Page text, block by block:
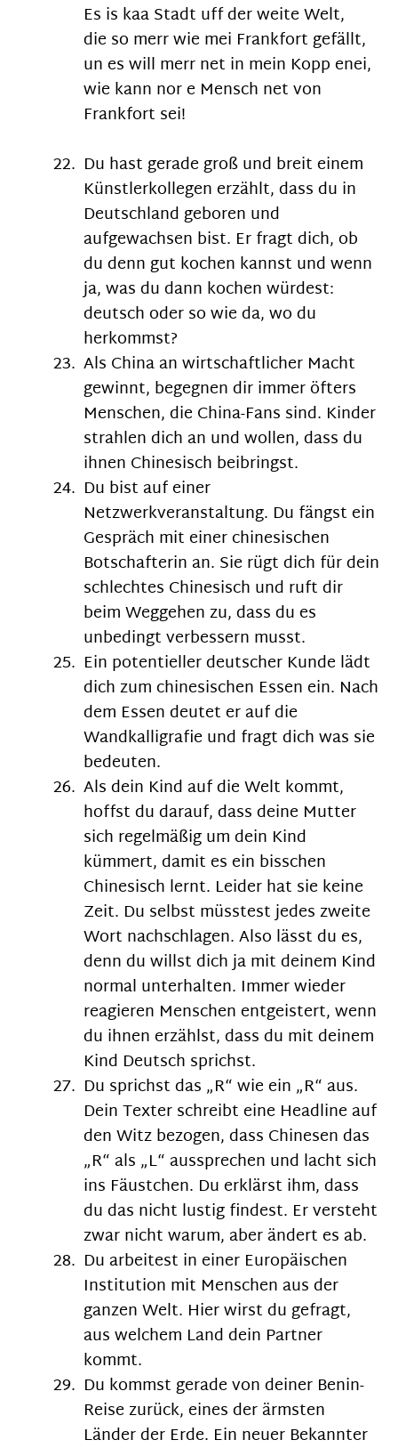
Es is kaa Stadt uff der weite Welt,
die so merr wie mei Frankfort gefällt,
un es will merr net in mein Kopp enei,
wie kann nor e Mensch net von
Frankfort sei!
Du hast gerade groß und breit einem
Künstlerkollegen erzählt, dass du in
Deutschland geboren und
aufgewachsen bist. Er fragt dich, ob
du denn gut kochen kannst und wenn
ja, was du dann kochen würdest:
deutsch oder so wie da, wo du
herkommst?
Als China an wirtschaftlicher Macht
gewinnt, begegnen dir immer öfters
Menschen, die China-Fans sind. Kinder
strahlen dich an und wollen, dass du
ihnen Chinesisch beibringst.
Du bist auf einer
Netzwerkveranstaltung. Du fängst ein
Gespräch mit einer chinesischen
Botschafterin an. Sie rügt dich für dein
schlechtes Chinesisch und ruft dir
beim Weggehen zu, dass du es
unbedingt verbessern musst.
Ein potentieller deutscher Kunde lädt
dich zum chinesischen Essen ein. Nach
dem Essen deutet er auf die
Wandkalligrafie und fragt dich was sie
bedeuten.
Als dein Kind auf die Welt kommt,
hoffst du darauf, dass deine Mutter
sich regelmäßig um dein Kind
kümmert, damit es ein bisschen
Chinesisch lernt. Leider hat sie keine
Zeit. Du selbst müsstest jedes zweite
Wort nachschlagen. Also lässt du es,
denn du willst dich ja mit deinem Kind
normal unterhalten. Immer wieder
reagieren Menschen entgeistert, wenn
du ihnen erzählst, dass du mit deinem
Kind Deutsch sprichst.
Du sprichst das „R“ wie ein „R“ aus.
Dein Texter schreibt eine Headline auf
den Witz bezogen, dass Chinesen das
„R“ als „L“ aussprechen und lacht sich
ins Fäustchen. Du erklärst ihm, dass
du das nicht lustig findest. Er versteht
zwar nicht warum, aber ändert es ab.
Du arbeitest in einer Europäischen
Institution mit Menschen aus der
ganzen Welt. Hier wirst du gefragt,
aus welchem Land dein Partner
kommt.
Du kommst gerade von deiner Benin-
Reise zurück, eines der ärmsten
Länder der Erde. Ein neuer Bekannter